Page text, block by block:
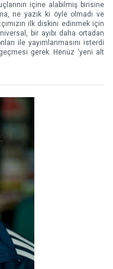
içine alabilmiş birisine
ne yazık ki öyle olmadı ve
ilk diskini edinmek için
bir ayıbı daha ortadan
ile yayımlanmasını isterdi
gerek. Henüz ‘yeni alt